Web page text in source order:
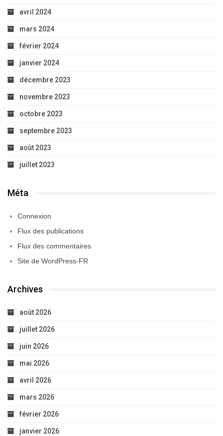
avril 2024
mars 2024
février 2024
janvier 2024
décembre 2023
novembre 2023
octobre 2023
septembre 2023
août 2023
juillet 2023
Méta
Connexion
Flux des publications
Flux des commentaires
Site de WordPress-FR
Archives
août 2026
juillet 2026
juin 2026
mai 2026
avril 2026
mars 2026
février 2026
janvier 2026